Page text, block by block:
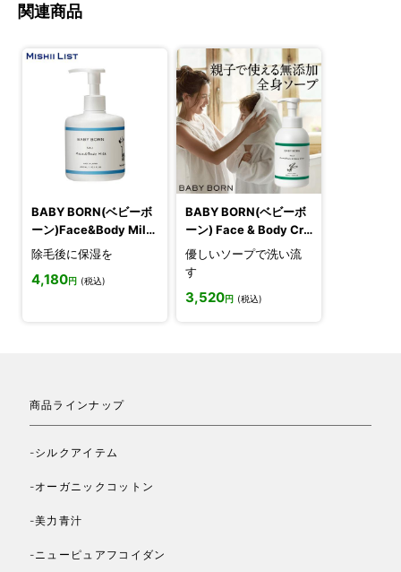
関連商品
BABY BORN(ベビーボ
ーン)Face&Body Milk
(ミルクローション)ベビ
除毛後に保湿を
4,180円 (税込)
BABY BORN(ベビーボ
ーン) Face & Body Cre
amy Soap ベビーソー
プ
優しいソープで洗い流
す
3,520円 (税込)
商品ラインナップ
-シルクアイテム
-オーガニックコットン
-美力青汁
-ニューピュアフコイダン